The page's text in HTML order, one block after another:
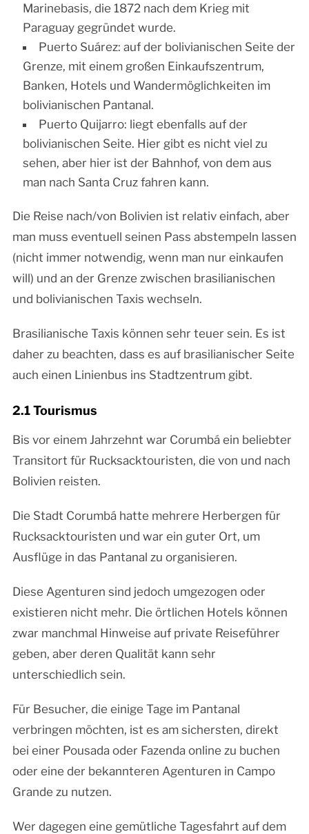
Marinebasis, die 1872 nach dem Krieg mit
Paraguay gegründet wurde.
Puerto Suárez: auf der bolivianischen Seite der
Grenze, mit einem großen Einkaufszentrum,
Banken, Hotels und Wandermöglichkeiten im
bolivianischen Pantanal.
Puerto Quijarro: liegt ebenfalls auf der
bolivianischen Seite. Hier gibt es nicht viel zu
sehen, aber hier ist der Bahnhof, von dem aus
man nach Santa Cruz fahren kann.
Die Reise nach/von Bolivien ist relativ einfach, aber
man muss eventuell seinen Pass abstempeln lassen
(nicht immer notwendig, wenn man nur einkaufen
will) und an der Grenze zwischen brasilianischen
und bolivianischen Taxis wechseln.
Brasilianische Taxis können sehr teuer sein. Es ist
daher zu beachten, dass es auf brasilianischer Seite
auch einen Linienbus ins Stadtzentrum gibt.
2.1 Tourismus
Bis vor einem Jahrzehnt war Corumbá ein beliebter
Transitort für Rucksacktouristen, die von und nach
Bolivien reisten.
Die Stadt Corumbá hatte mehrere Herbergen für
Rucksacktouristen und war ein guter Ort, um
Ausflüge in das Pantanal zu organisieren.
Diese Agenturen sind jedoch umgezogen oder
existieren nicht mehr. Die örtlichen Hotels können
zwar manchmal Hinweise auf private Reiseführer
geben, aber deren Qualität kann sehr
unterschiedlich sein.
Für Besucher, die einige Tage im Pantanal
verbringen möchten, ist es am sichersten, direkt
bei einer Pousada oder Fazenda online zu buchen
oder eine der bekannteren Agenturen in Campo
Grande zu nutzen.
Wer dagegen eine gemütliche Tagesfahrt auf dem